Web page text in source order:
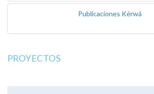
Publicaciones Kérwá
PROYECTOS